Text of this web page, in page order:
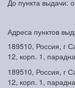
До пункта выдачи:
Адреса пунктов
189510, Россия, г
12, корп. 1,
189510, Россия, г
12, корп. 1,